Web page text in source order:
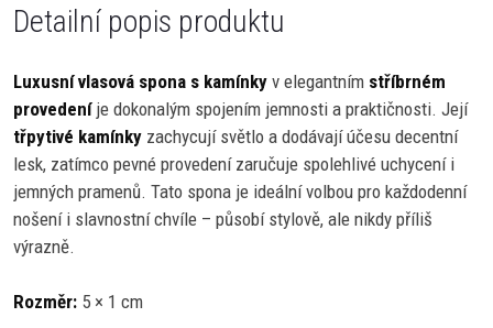
Detailní popis produktu
Luxusní vlasová spona s kamínky v elegantním stříbrném
provedeníje dokonalým spojením jemnosti a praktičnosti. Její
třpytivé kamínky zachycují světlo a dodávají účesu decentní
lesk, zatímco pevné provedení zaručuje spolehlivé uchycení i
jemných pramenů. Tato spona je ideální volbou pro každodenní
nošení i slavnostní chvíle – působí stylově, ale nikdy příliš
výrazně.
Rozměr: 5 × 1 cm